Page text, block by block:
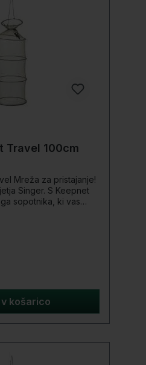
Travel 100cm
Singer. S Keepnet
sopotnika, ki vas
košarico